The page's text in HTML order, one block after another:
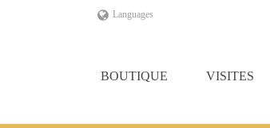
Languages
BOUTIQUE VISITES